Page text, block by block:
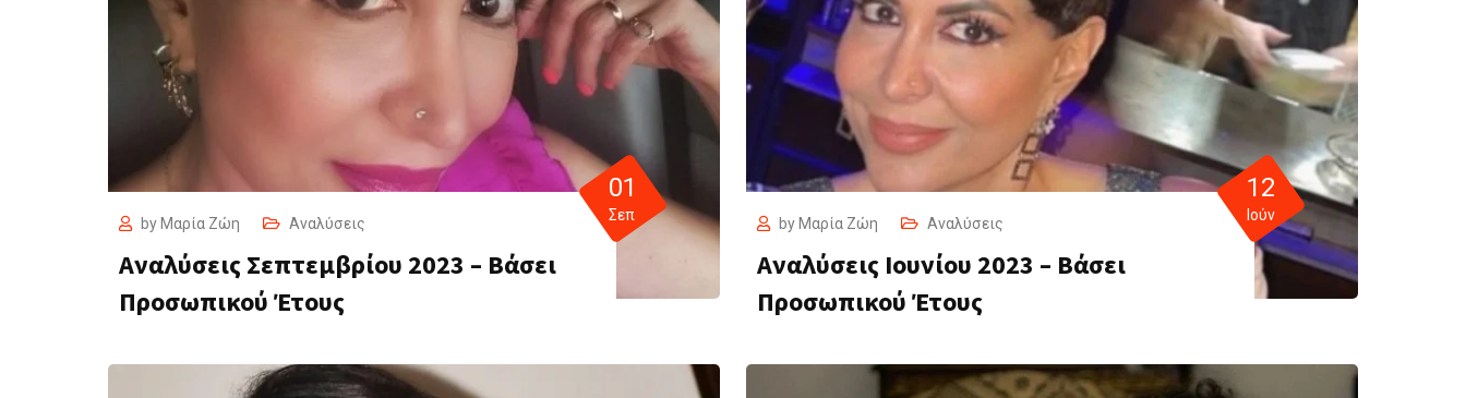
by Μαρία Ζώη Αναλύσεις
Αναλύσεις Σεπτεμβρίου 2023 – Βάσει
Προσωπικού Έτους
01
Σεπ by Μαρία Ζώη Αναλύσεις
Αναλύσεις Ιουνίου 2023 – Βάσει
Προσωπικού Έτους
12
Ιούν